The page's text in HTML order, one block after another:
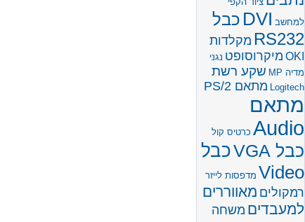
למחשב DVI כבל
RS232 מקלדות
OKI מיקרוסופט נגני
מדיה MP
שקע רשת
Logitech מתאם PS/2
מתאם
Audio כרטיס קול
כבל VGA
כבל
Video מדפסות לייזר
רמקולים מאווררים
למעבדים משחה